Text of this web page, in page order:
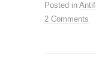
Posted in
2 Comments